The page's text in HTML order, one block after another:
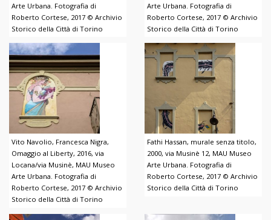
Arte Urbana. Fotografia di
Roberto Cortese, 2017 © Archivio
Storico della Città di Torino
Arte Urbana. Fotografia di
Roberto Cortese, 2017 © Archivio
Storico della Città di Torino
Vito Navolio, Francesca Nigra,
Omaggio al Liberty, 2016, via
Locana/via Musinè, MAU Museo
Arte Urbana. Fotografia di
Roberto Cortese, 2017 © Archivio
Storico della Città di Torino
Fathi Hassan, murale senza titolo,
2000, via Musinè 12, MAU Museo
Arte Urbana. Fotografia di
Roberto Cortese, 2017 © Archivio
Storico della Città di Torino